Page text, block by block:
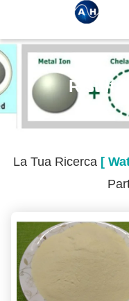
La Tua Ricerca [